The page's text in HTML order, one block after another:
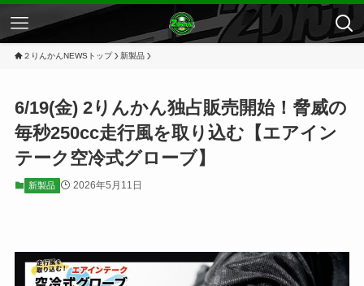
２りんかんNEWSトップ 新製品
6/19(金) 2りんかん独占販売開始！脅威の
毎秒250cc走行風を取り込む【エアイン
テーク空冷式グローブ】
新製品 2026年5月11日